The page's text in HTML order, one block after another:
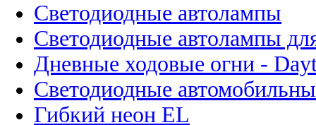
Светодиодные автолампы
Светодиодные автолампы
Дневные ходовые огни -
Светодиодные
Гибкий неон EL